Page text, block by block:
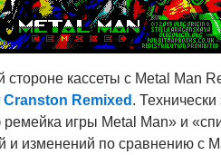
стороне кассеты с Metal Man
Cranston Remixed .
игры Metal Man» и
и изменений по сравнению с